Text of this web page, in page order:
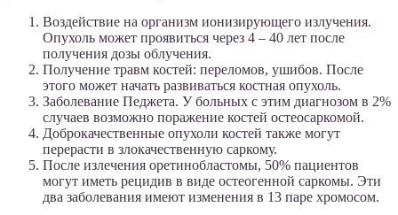
Воздействие на организм ионизирующего излучения.
Опухоль может проявиться через 4 – 40 лет после
получения дозы облучения.
Получение травм костей: переломов, ушибов. После
этого может начать развиваться костная опухоль.
Заболевание Педжета. У больных с этим диагнозом в 2%
случаев возможно поражение костей остеосаркомой.
Доброкачественные опухоли костей также могут
перерасти в злокачественную саркому.
После излечения оретинобластомы, 50% пациентов
могут иметь рецидив в виде остеогенной саркомы. Эти
два заболевания имеют изменения в 13 паре хромосом.